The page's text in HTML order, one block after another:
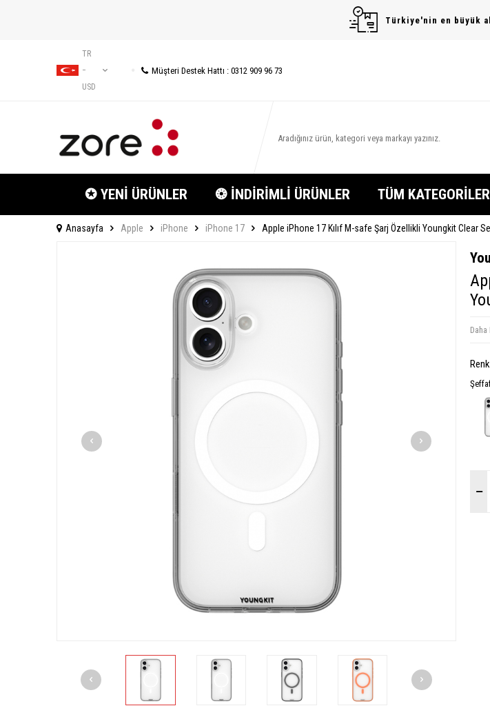
Türkiye'nin en büyük
TR
−
USD
Müşteri Destek Hattı : 0312 909 96 73
✪ YENİ ÜRÜNLER ❂ İNDİRİMLİ ÜRÜNLER TÜM KATEGORİLER
Anasayfa Apple iPhone iPhone 17 Apple iPhone 17 Kılıf M-safe Şarj Özellikli Youngkit Clear
Daha